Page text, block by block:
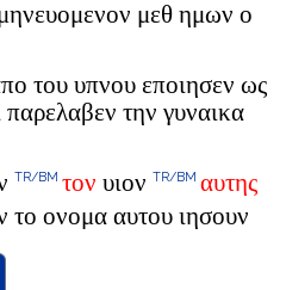
μεθ ημων ο
του υπνου εποιησεν ως
την γυναικα
TR/BM τον υιον TR/BM αυτης
το ονομα αυτου ιησουν